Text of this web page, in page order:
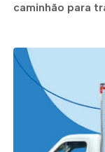
caminhão para